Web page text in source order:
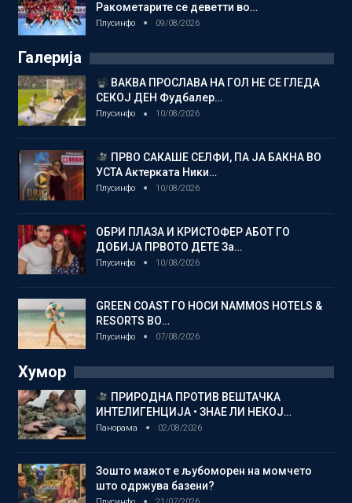
Ракометарите се деветти во…
Плусинфо 09/08/2026
Галерија
ВАКВА ПРОСЛАВА НА ГОЛ НЕ СЕ ГЛЕДА
СЕКОЈ ДЕН Фудбалер…
Плусинфо 10/08/2026
ПРВО САКАШЕ СЕЛФИ, ПА ЈА БАКНА ВО
УСТА Актерката Ники…
Плусинфо 10/08/2026
ОБРИ ПЛАЗА И КРИСТОФЕР АБОТ ГО
ДОБИЈА ПРВОТО ДЕТЕ За…
Плусинфо 10/08/2026
GREEN COAST ГО НОСИ NAMMOS HOTELS &
RESORTS ВО…
Плусинфо 07/08/2026
Хумор
ПРИРОДНА ПРОТИВ ВЕШТАЧКА
ИНТЕЛИГЕНЦИЈА • ЗНАЕ ЛИ НЕКОЈ…
Панорама 02/08/2026
Зошто мажот е љубоморен на момчето
што одржува базени?